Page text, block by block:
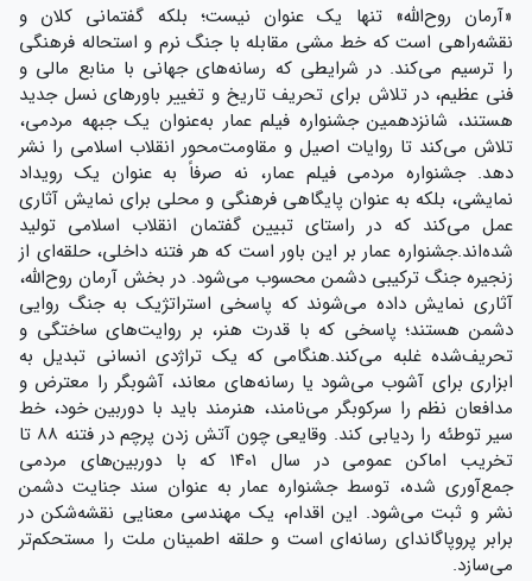
«آرمان روح‌الله» تنها یک عنوان نیست؛ بلکه گفتمانی کلان و
نقشه‌راهی است که خط مشی مقابله با جنگ نرم و استحاله فرهنگی
را ترسیم می‌کند. در شرایطی که رسانه‌های جهانی با منابع مالی و
فنی عظیم، در تلاش برای تحریف تاریخ و تغییر باورهای نسل جدید
هستند، شانزدهمین جشنواره فیلم عمار به‌عنوان یک جبهه مردمی،
تلاش می‌کند تا روایات اصیل و مقاومت‌محور انقلاب اسلامی را نشر
دهد. جشنواره مردمی فیلم عمار، نه صرفاً به عنوان یک رویداد
نمایشی، بلکه به عنوان پایگاهی فرهنگی و محلی برای نمایش آثاری
عمل می‌کند که در راستای تبیین گفتمان انقلاب اسلامی تولید
شده‌اند.جشنواره عمار بر این باور است که هر فتنه داخلی، حلقه‌ای از
زنجیره جنگ ترکیبی دشمن محسوب می‌شود. در بخش آرمان روح‌الله،
آثاری نمایش داده می‌شوند که پاسخی استراتژیک به جنگ روایی
دشمن هستند؛ پاسخی که با قدرت هنر، بر روایت‌های ساختگی و
تحریف‌شده غلبه می‌کند.هنگامی که یک تراژدی انسانی تبدیل به
ابزاری برای آشوب می‌شود یا رسانه‌های معاند، آشوبگر را معترض و
مدافعان نظم را سرکوبگر می‌نامند، هنرمند باید با دوربین خود، خط
سیر توطئه را ردیابی کند. وقایعی چون آتش زدن پرچم در فتنه ۸۸ تا
تخریب اماکن عمومی در سال ۱۴۰۱ که با دوربین‌های مردمی
جمع‌آوری شده، توسط جشنواره عمار به عنوان سند جنایت دشمن
نشر و ثبت می‌شود. این اقدام، یک مهندسی معنایی نقشه‌شکن در
برابر پروپاگاندای رسانه‌ای است و حلقه اطمینان ملت را مستحکم‌تر
می‌سازد.